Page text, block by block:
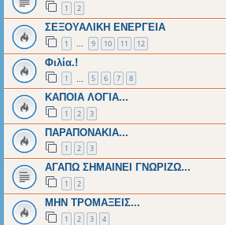
1 2
ΣΕΞΟΥΑΛΙΚΗ ΕΝΕΡΓΕΙΑ
1 … 9 10 11 12
Φιλία.!
1 5 6 7 8
ΚΑΠΟΙΑ ΛΟΓΙΑ...
1 2 3
ΠΑΡΑΠΟΝΑΚΙΑ...
1 2 3
ΑΓΑΠΩ ΣΗΜΑΙΝΕΙ ΓΝΩΡΙΖΩ...
1 2
ΜΗΝ ΤΡΟΜΑΞΕΙΣ...
1 2 3 4